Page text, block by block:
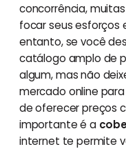
concorrência,
focar seus esforços
entanto, se você
catálogo amplo de
algum, mas não
mercado online
de oferecer preços
importante é a
internet te permite